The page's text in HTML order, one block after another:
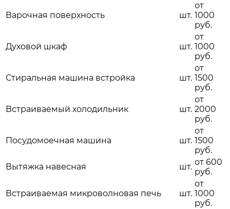
Варочная поверхность шт.
от
1000
руб.
Духовой шкаф шт.
от
1000
руб.
Стиральная машина встройка шт.
от
1500
руб.
Встраиваемый холодильник шт.
от
2000
руб.
Посудомоечная машина шт.
от
1500
руб.
Вытяжка навесная
шт. от 600
руб.
Встраиваемая микроволновая печь шт.
от
1000
руб.